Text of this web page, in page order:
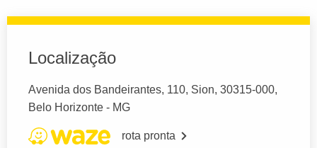
Localização
Avenida dos Bandeirantes, 110, Sion, 30315-000,
Belo Horizonte - MG
rota pronta